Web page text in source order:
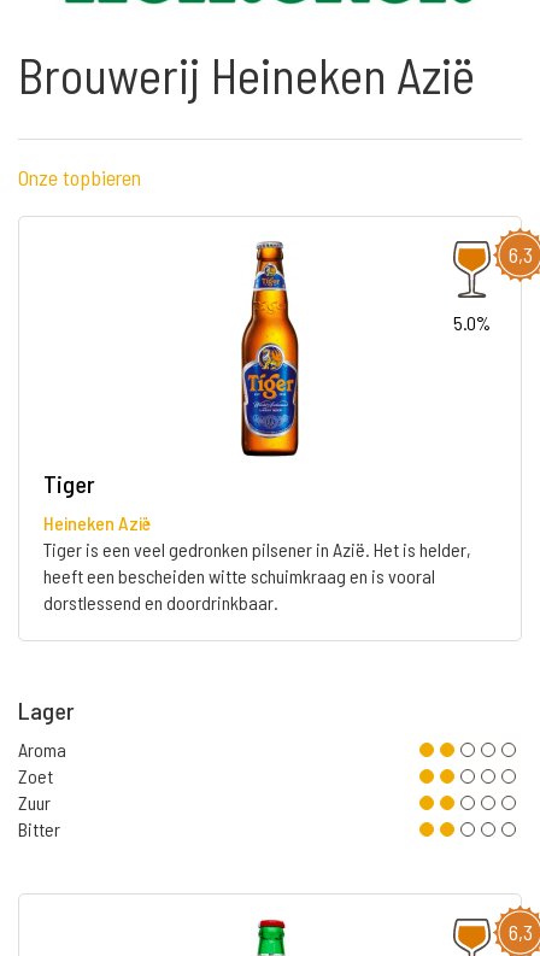
Brouwerij Heineken Azië
Onze topbieren
6,3
5.0%
Tiger
Heineken Azië
Tiger is een veel gedronken pilsener in Azië. Het is helder,
heeft een bescheiden witte schuimkraag en is vooral
dorstlessend en doordrinkbaar.
Lager
Aroma
Zoet
Zuur
Bitter
6,3